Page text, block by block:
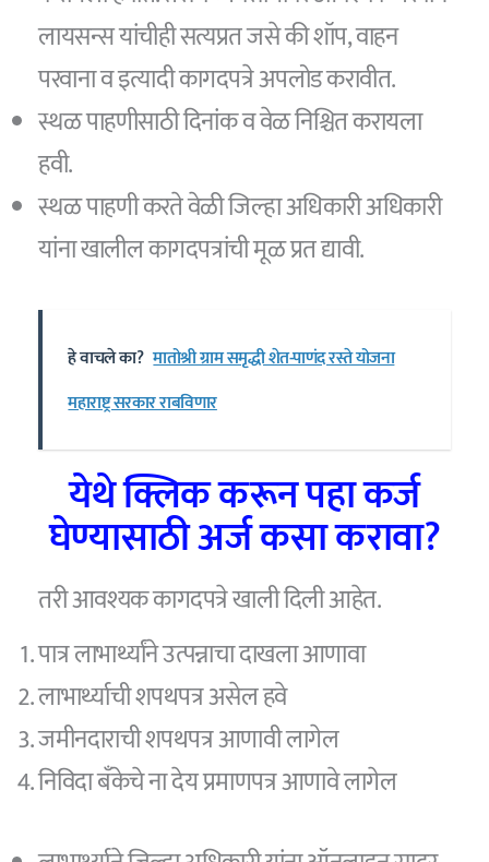
लायसन्स यांचीही सत्यप्रत जसे की शॉप, वाहन
परवाना व इत्यादी कागदपत्रे अपलोड करावीत.
स्थळ पाहणीसाठी दिनांक व वेळ निश्चित करायला
हवी.
स्थळ पाहणी करते वेळी जिल्हा अधिकारी अधिकारी
यांना खालील कागदपत्रांची मूळ प्रत द्यावी.
हे वाचले का? मातोश्री ग्राम समृद्धी शेत-पाणंद रस्ते योजना
महाराष्ट्र सरकार राबविणार
येथे क्लिक करून पहा कर्ज
घेण्यासाठी अर्ज कसा करावा?
तरी आवश्यक कागदपत्रे खाली दिली आहेत.
पात्र लाभार्थ्यांने उत्पन्नाचा दाखला आणावा
लाभार्थ्याची शपथपत्र असेल हवे
जमीनदाराची शपथपत्र आणावी लागेल
निविदा बँकेचे ना देय प्रमाणपत्र आणावे लागेल